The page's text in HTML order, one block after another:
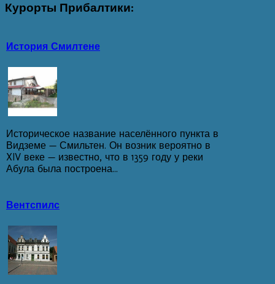
Курорты Прибалтики:
История Смилтене
Историческое название населённого пункта в
Видземе — Смильтен. Он возник вероятно в
XIV веке — известно, что в 1359 году у реки
Абула была построена...
Вентспилс